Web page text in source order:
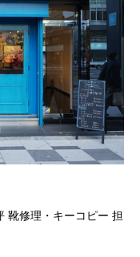
靴修理・キーコピー 担